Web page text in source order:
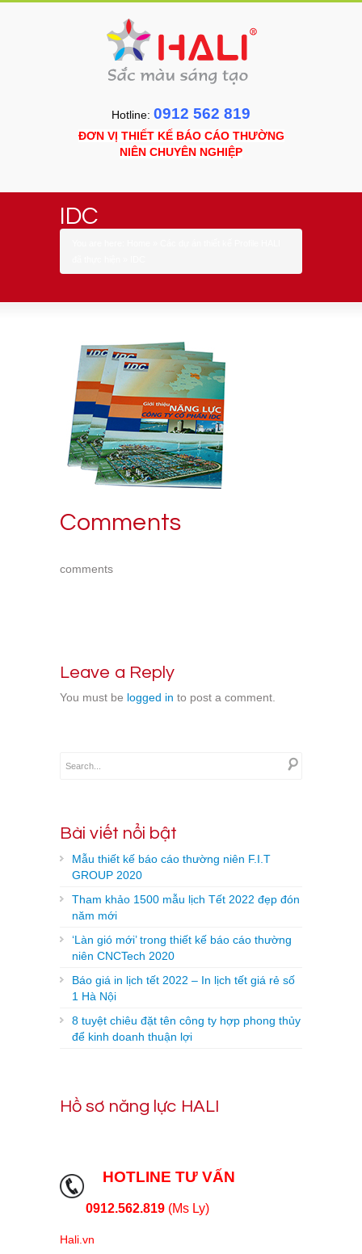
Hotline: 0912 562 819
ĐƠN VỊ THIẾT KẾ BÁO CÁO THƯỜNG
NIÊN CHUYÊN NGHIỆP
IDC
Comments
comments
Leave a Reply
You must be logged in to post a comment.
Bài viết nổi bật
Mẫu thiết kế báo cáo thường niên F.I.T
GROUP 2020
Tham khảo 1500 mẫu lịch Tết 2022 đẹp đón
năm mới
‘Làn gió mới’ trong thiết kế báo cáo thường
niên CNCTech 2020
Báo giá in lịch tết 2022 – In lịch tết giá rẻ số
1 Hà Nội
8 tuyệt chiêu đặt tên công ty hợp phong thủy
để kinh doanh thuận lợi
Hồ sơ năng lực HALI
HOTLINE TƯ VẤN
0912.562.819 (Ms Ly)
Hali.vn